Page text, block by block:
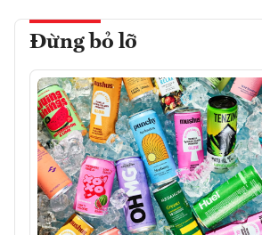
Đừng bỏ lỡ